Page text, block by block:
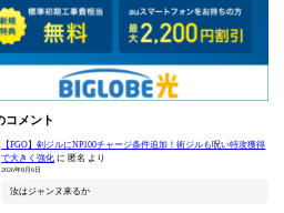
コメント
【FGO】剣ジルにNP100チャージ条件追加！術ジルも呪い特攻獲得
で大きく強化 に 匿名 より
2026年8月6日
汝はジャンヌ来るか